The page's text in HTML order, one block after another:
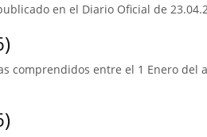
en el Diario Oficial de
comprendidos entre el 1 Enero del